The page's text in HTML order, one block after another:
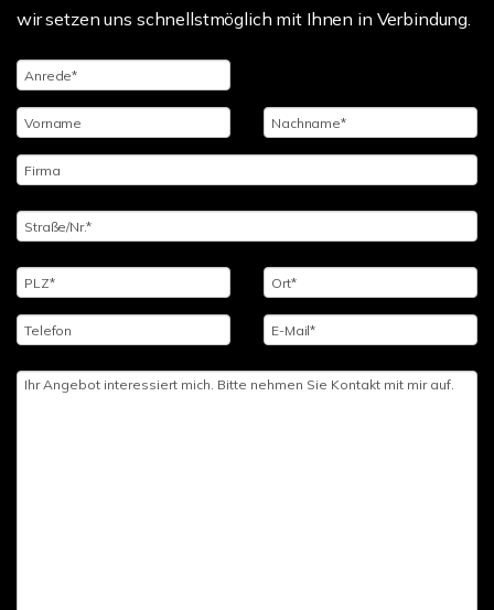
wir setzen uns schnellstmöglich mit Ihnen in Verbindung.